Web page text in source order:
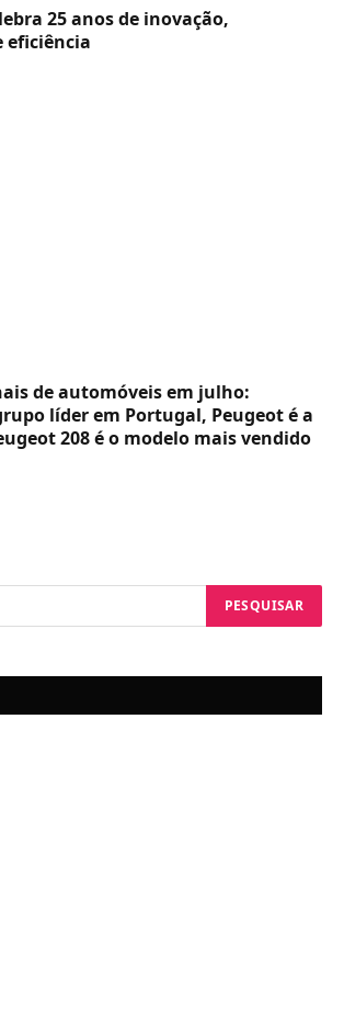
25 anos de inovação,
eficiência
de automóveis em julho:
líder em Portugal, Peugeot é a
208 é o modelo mais vendido